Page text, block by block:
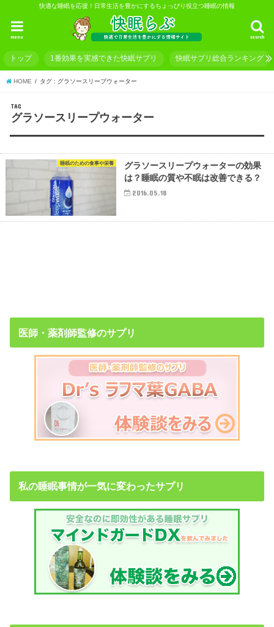
快適な睡眠を応援！日常生活を豊かにするちょっぴり役立つ睡眠の情報
search
menu
トップ 1番効果を実感できた快眠サプリ 快眠サプリ総合ランキング
HOME タグ : グラソースリープウォーター
TAG
グラソースリープウォーター
睡眠のための食事や栄養
グラソースリープウォーターの効果
は？睡眠の質や不眠は改善できる？
2016.05.18
医師・薬剤師監修のサプリ
私の睡眠事情が一気に変わったサプリ